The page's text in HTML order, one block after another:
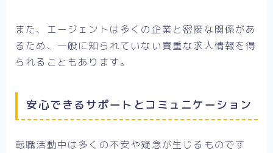
また、エージェントは多くの企業と密接な関係があ
るため、一般に知られていない貴重な求人情報を得
られることもあります。
安心できるサポートとコミュニケーション
転職活動中は多くの不安や疑念が生じるものです